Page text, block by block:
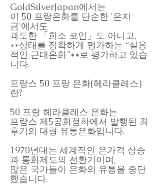
GoldSilverJapan에서는
이 50 프랑은화를 단순한 '은지
금'에서도
과도한 「희소 코인」도 아니고,
**상태를 정확하게 평가하는 “실용
적인 근대은화”**로 평가하고 있습
니다.
프랑스 50 프랑 은화(헤라클레스)
란?
50 프랑 헤라클레스 은화는
프랑스 제5공화정하에서 발행된 최
후기의 대형 유통은화입니다.
1970년대는 세계적인 은가격 상승
과 통화제도의 전환기이며,
많은 국가들이 은화의 유통을 중단
했습니다.